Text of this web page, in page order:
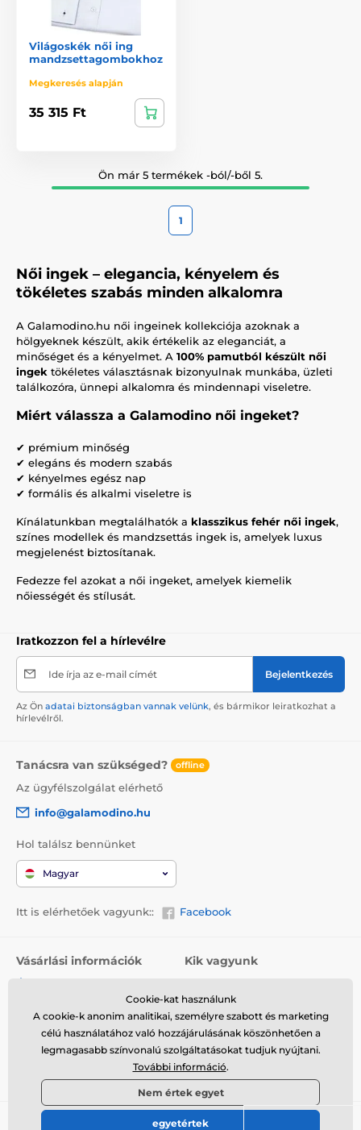
Világoskék női ing
mandzsettagombokhoz
Megkeresés alapján
35 315 Ft
Ön már 5 termékek -ból/-ből 5.
1
Női ingek – elegancia, kényelem és
tökéletes szabás minden alkalomra
A Galamodino.hu női ingeinek kollekciója azoknak a
hölgyeknek készült, akik értékelik az eleganciát, a
minőséget és a kényelmet. A 100% pamutból készült női
ingek tökéletes választásnak bizonyulnak munkába, üzleti
találkozóra, ünnepi alkalomra és mindennapi viseletre.
Miért válassza a Galamodino női ingeket?
✔ prémium minőség
✔ elegáns és modern szabás
✔ kényelmes egész nap
✔ formális és alkalmi viseletre is
Kínálatunkban megtalálhatók a klasszikus fehér női ingek,
színes modellek és mandzsettás ingek is, amelyek luxus
megjelenést biztosítanak.
Fedezze fel azokat a női ingeket, amelyek kiemelik
nőiességét és stílusát.
Iratkozzon fel a hírlevélre
Ide írja az e-mail címét Bejelentkezés
Az Ön adatai biztonságban vannak velünk, és bármikor leiratkozhat a
hírlevélről.
Tanácsra van szükséged? offline
Az ügyfélszolgálat elérhető
info@galamodino.hu
Hol találsz bennünket
Magyar
Itt is elérhetőek vagyunk:: Facebook
Vásárlási információk
Szállítás
Visszaküldés és reklamáció
Kik vagyunk
Elérhetőségek
Együttműködés a
Galamodinóval
© 2026 www.galamodino.hu ⦁ Webshop szolgáltatónk a
Cookie-kat használunk
A cookie-k anonim analitikai, személyre szabott és marketing
célú használatához való hozzájárulásának köszönhetően a
legmagasabb színvonalú szolgáltatásokat tudjuk nyújtani.
További információ.
Nem értek egyet
egyetértek